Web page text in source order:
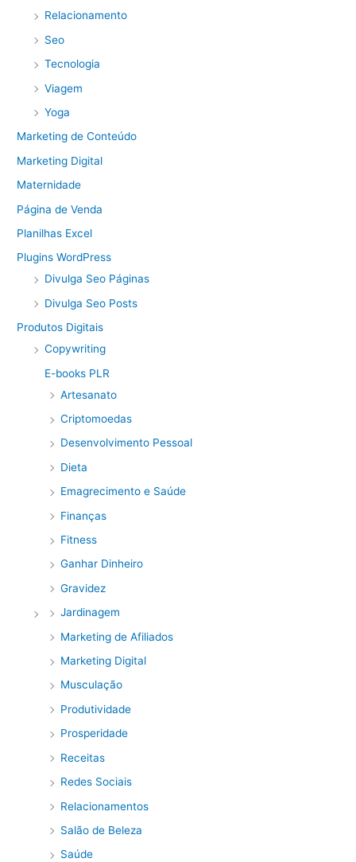
Relacionamento
Seo
Tecnologia
Viagem
Yoga
Marketing de Conteúdo
Marketing Digital
Maternidade
Página de Venda
Planilhas Excel
Plugins WordPress
Divulga Seo Páginas
Divulga Seo Posts
Produtos Digitais
Copywriting
E-books PLR
Artesanato
Criptomoedas
Desenvolvimento Pessoal
Dieta
Emagrecimento e Saúde
Finanças
Fitness
Ganhar Dinheiro
Gravidez
Jardinagem
Marketing de Afiliados
Marketing Digital
Musculação
Produtividade
Prosperidade
Receitas
Redes Sociais
Relacionamentos
Salão de Beleza
Saúde